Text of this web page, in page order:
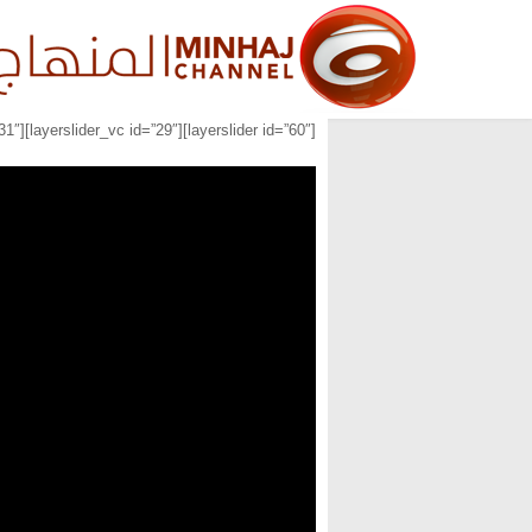
[layerslider id=”60″][layerslider_vc id=”29″][layerslider_vc id=”31″]